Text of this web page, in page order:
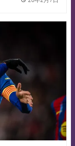
badge